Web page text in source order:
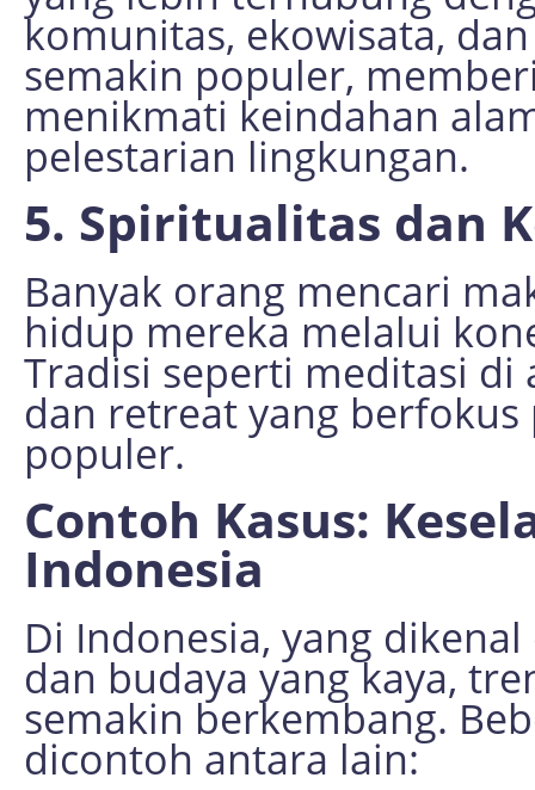
komunitas, ekowisata,
semakin populer,
menikmati keindahan
pelestarian lingkungan.
5. Spiritualitas dan
Banyak orang mencari
hidup mereka melalui
Tradisi seperti meditasi di
dan retreat yang
populer.
Contoh Kasus:
Indonesia
Di Indonesia, yang
dan budaya yang kaya,
semakin berkembang.
dicontoh antara lain: